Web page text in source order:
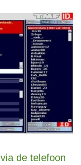
de telefoon